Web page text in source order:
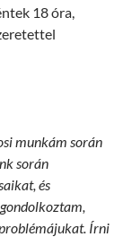
18 óra,
munkám során
során
és
Írni